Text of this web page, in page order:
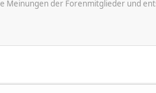
Meinungen der Forenmitglieder und